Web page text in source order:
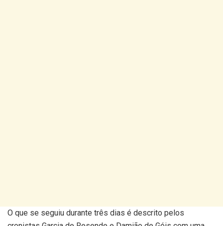
O que se seguiu durante três dias é descrito pelos